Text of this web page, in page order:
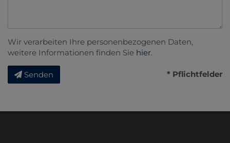
Wir verarbeiten Ihre personenbezogenen Daten,
weitere Informationen finden Sie hier.
Senden * Pflichtfelder